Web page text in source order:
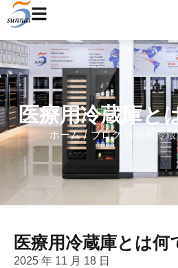
医療用冷蔵庫と
ホーム/ ブログ 医療用冷
医療用冷蔵庫とは何
2025 年 11 月 18 日